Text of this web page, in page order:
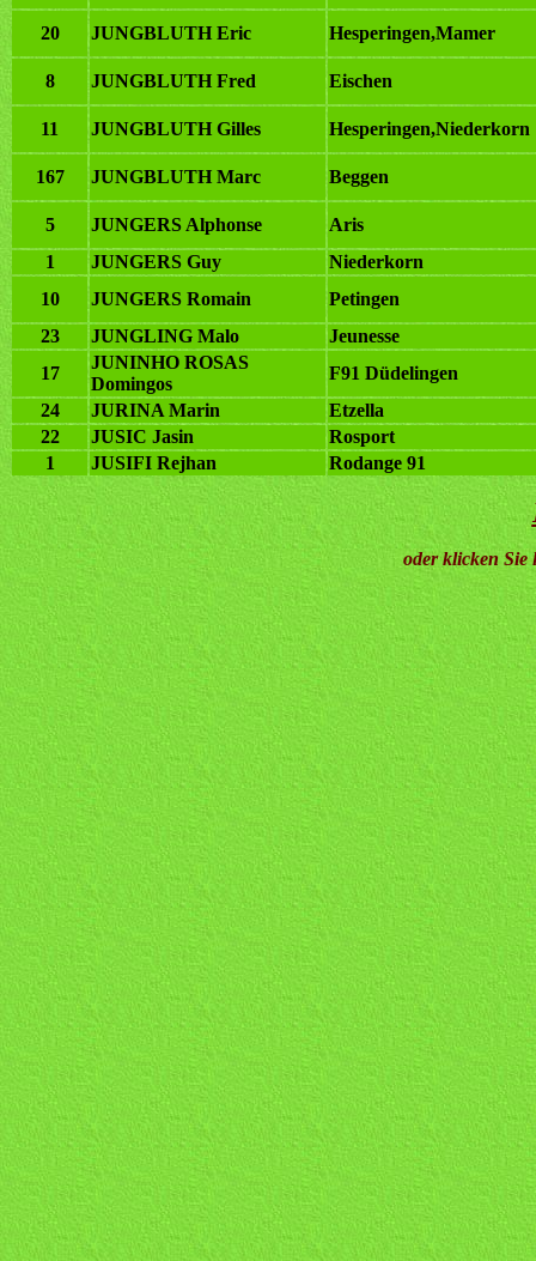
20 JUNGBLUTH Eric Hesperingen,Mamer
8 JUNGBLUTH Fred Eischen
11 JUNGBLUTH Gilles Hesperingen,Niederkorn
167 JUNGBLUTH Marc Beggen
5 JUNGERS Alphonse
Aris
1
JUNGERS Guy
Niederkorn
10
JUNGERS Romain
Petingen
23
JUNGLING Malo
Jeunesse
17
JUNINHO ROSAS
Domingos
F91 Düdelingen
24
JURINA Marin
Etzella
22
JUSIC Jasin
Rosport
1
JUSIFI Rejhan Rodange 91
oder klicken Sie